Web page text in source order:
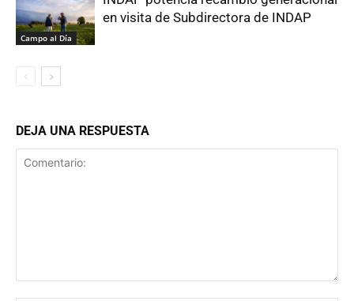
Campo al Día
en visita de Subdirectora de INDAP
DEJA UNA RESPUESTA